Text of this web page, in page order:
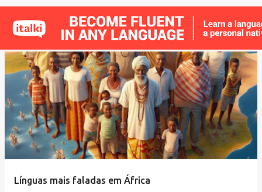
t
a
g
e
n
Línguas mais faladas em África